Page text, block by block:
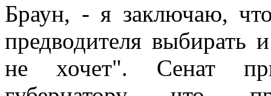
Браун, - я заключаю,
предводителя выбирать
не хочет". Сенат